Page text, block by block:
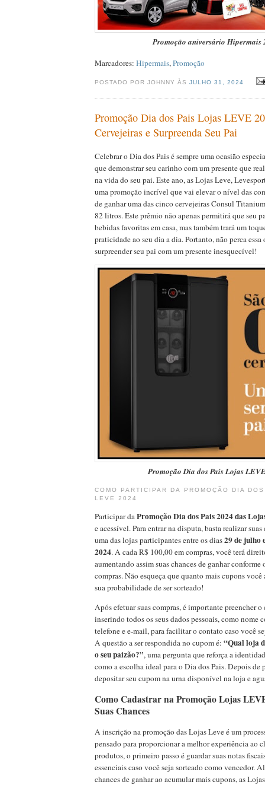
Promoção aniversário Hipermais
Marcadores: Hipermais,Promoção
POSTADO POR JOHNNY ÀSJULHO 31, 2024
Promoção Dia dos Pais Lojas LEVE
Cervejeiras e Surpreenda Seu Pai
Celebrar o Dia dos Pais é sempre uma ocasião
que demonstrar seu carinho com um presente que
na vida do seu pai. Este ano, as Lojas Leve,
uma promoção incrível que vai elevar o nível das
de ganhar uma das cinco cervejeiras Consul
82 litros. Este prêmio não apenas permitirá que seu
bebidas favoritas em casa, mas também trará um
praticidade ao seu dia a dia. Portanto, não perca
surpreender seu pai com um presente inesquecível!
Promoção Dia dos Pais Lojas
COMO PARTICIPAR DA PROMOÇÃO DIA
LEVE 2024
Participar daPromoção Dia dos Pais 2024 das
e acessível. Para entrar na disputa, basta realizar
uma das lojas participantes entre os dias29 de julho
2024. A cada R$ 100,00 em compras, você terá
aumentando assim suas chances de ganhar conforme
compras. Não esqueça que quanto mais cupons você
sua probabilidade de ser sorteado!
Após efetuar suas compras, é importante preencher
inserindo todos os seus dados pessoais, como nome
telefone e e-mail, para facilitar o contato caso você
A questão a ser respondida no cupom é: “Qual loja
o seu paizão?”, uma pergunta que reforça a
como a escolha ideal para o Dia dos Pais. Depois de
depositar seu cupom na urna disponível na loja e
Como Cadastrar na Promoção Lojas
Suas Chances
A inscrição na promoção das Lojas Leve é um
pensado para proporcionar a melhor experiência ao
produtos, o primeiro passo é guardar suas notas
essenciais caso você seja sorteado como vencedor.
chances de ganhar ao acumular mais cupons, as